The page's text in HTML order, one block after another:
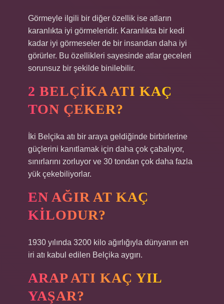
Görmeyle ilgili bir diğer özellik ise atların
karanlıkta iyi görmeleridir. Karanlıkta bir kedi
kadar iyi görmeseler de bir insandan daha iyi
görürler. Bu özellikleri sayesinde atlar geceleri
sorunsuz bir şekilde binilebilir.
2 BELÇIKA ATI KAÇ
TON ÇEKER?
İki Belçika atı bir araya geldiğinde birbirlerine
güçlerini kanıtlamak için daha çok çabalıyor,
sınırlarını zorluyor ve 30 tondan çok daha fazla
yük çekebiliyorlar.
EN AĞIR AT KAÇ
KILODUR?
1930 yılında 3200 kilo ağırlığıyla dünyanın en
iri atı kabul edilen Belçika aygırı.
ARAP ATI KAÇ YIL
YAŞAR?